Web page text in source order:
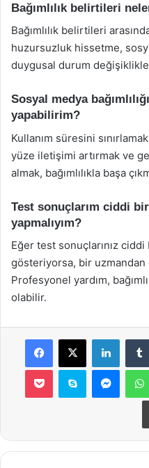
Bağımlılık belirtileri
Bağımlılık belirtileri
huzursuzluk hissetme,
duygusal durum
Sosyal medya
yapabilirim?
Kullanım süresini
yüze iletişimi artırmak ve
almak, bağımlılıkla başa
Test sonuçlarım ciddi
yapmalıyım?
Eğer test sonuçlarınız ciddi
gösteriyorsa, bir
Profesyonel yardım,
olabilir.
Facebook
X
Pocket Skype